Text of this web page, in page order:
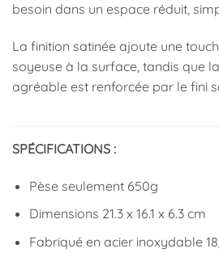
besoin dans un espace réduit,
La finition satinée ajoute une
soyeuse à la surface, tandis que
agréable est renforcée par le fini
SPÉCIFICATIONS :
Pèse seulement 650g
Dimensions 21.3 x 16.1 x 6.3 cm
Fabriqué en acier inoxydable